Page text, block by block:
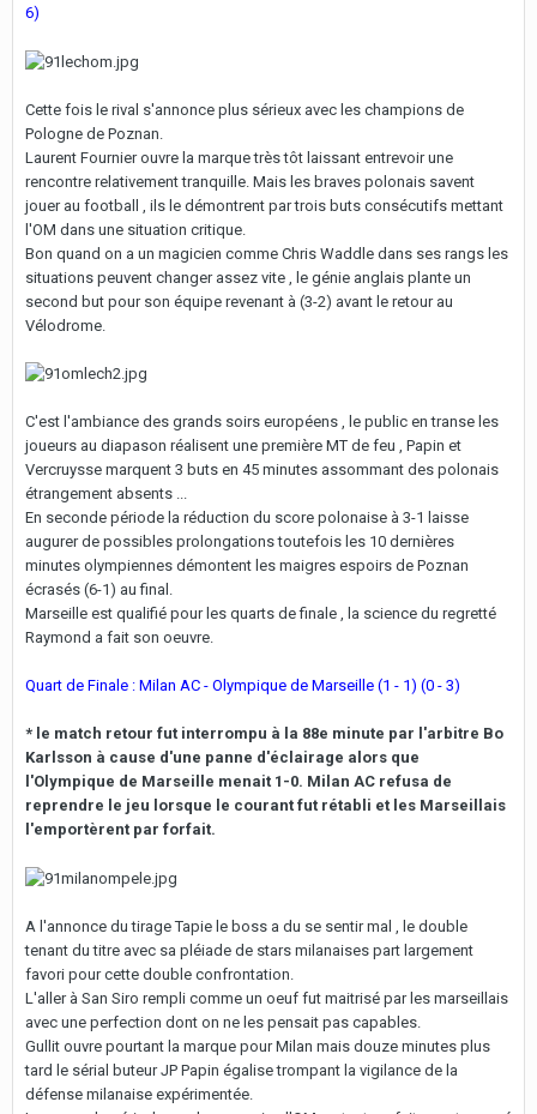
6)
Cette fois le rival s'annonce plus sérieux avec les champions de
Pologne de Poznan.
Laurent Fournier ouvre la marque très tôt laissant entrevoir une
rencontre relativement tranquille. Mais les braves polonais savent
jouer au football , ils le démontrent par trois buts consécutifs mettant
l'OM dans une situation critique.
Bon quand on a un magicien comme Chris Waddle dans ses rangs les
situations peuvent changer assez vite , le génie anglais plante un
second but pour son équipe revenant à (3-2) avant le retour au
Vélodrome.
C'est l'ambiance des grands soirs européens , le public en transe les
joueurs au diapason réalisent une première MT de feu , Papin et
Vercruysse marquent 3 buts en 45 minutes assommant des polonais
étrangement absents ...
En seconde période la réduction du score polonaise à 3-1 laisse
augurer de possibles prolongations toutefois les 10 dernières
minutes olympiennes démontent les maigres espoirs de Poznan
écrasés (6-1) au final.
Marseille est qualifié pour les quarts de finale , la science du regretté
Raymond a fait son oeuvre.
Quart de Finale : Milan AC - Olympique de Marseille (1 - 1) (0 - 3)
* le match retour fut interrompu à la 88e minute par l'arbitre Bo
Karlsson à cause d'une panne d'éclairage alors que
l'Olympique de Marseille menait 1-0. Milan AC refusa de
reprendre le jeu lorsque le courant fut rétabli et les Marseillais
l'emportèrent par forfait.
A l'annonce du tirage Tapie le boss a du se sentir mal , le double
tenant du titre avec sa pléiade de stars milanaises part largement
favori pour cette double confrontation.
L'aller à San Siro rempli comme un oeuf fut maitrisé par les marseillais
avec une perfection dont on ne les pensait pas capables.
Gullit ouvre pourtant la marque pour Milan mais douze minutes plus
tard le sérial buteur JP Papin égalise trompant la vigilance de la
défense milanaise expérimentée.